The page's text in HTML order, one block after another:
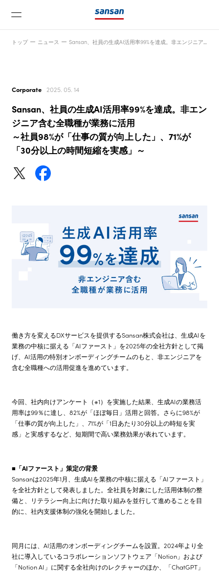
ニュース
サービス
テクノロジー
株主・投資家情報
サステナビリティ
トップ ニュース
Corporate 2025. 05. 14
Sansan、社員の生成AI活用率99%を達成。非エン
ジニア含む全職種が業務に活用
～社員98%が「仕事の質が向上した」、71%が
「30分以上の時間短縮を実感」～
働き方を変えるDXサービスを提供するSansan株式会社は、生成AIを
業務の中核に据える「AIファースト」を2025年の全社方針として掲
げ、AI活用の特別オンボーディングチームのもと、非エンジニアを
含む全職種への活用促進を進めています。
今回、社内向けアンケート（※1）を実施した結果、生成AIの業務活
用率は99％に達し、82%が「ほぼ毎日」活用と回答。さらに98%が
「仕事の質が向上した」、71%が「1日あたり30分以上の時短を実
感」と実感するなど、短期間で高い業務効果が表れています。
■「AIファースト」策定の背景
Sansanは2025年1月、生成AIを業務の中核に据える「AIファースト」
を全社方針として発表しました。全社員を対象にした活用体制の整
備と、リテラシー向上に向けた取り組みを並行して進めることを目
的に、社内支援体制の強化を開始しました。
同月には、AI活用のオンボーディングチームを設置。2024年より全
社に導入しているコラボレーションソフトウェア「Notion」および
「Notion AI」に関する全社向けのレクチャーのほか、「ChatGPT」